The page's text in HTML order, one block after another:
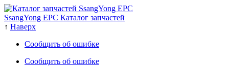
SsangYong EPC Каталог запчастей
↑ Наверх
Сообщить об ошибке
Сообщить об ошибке